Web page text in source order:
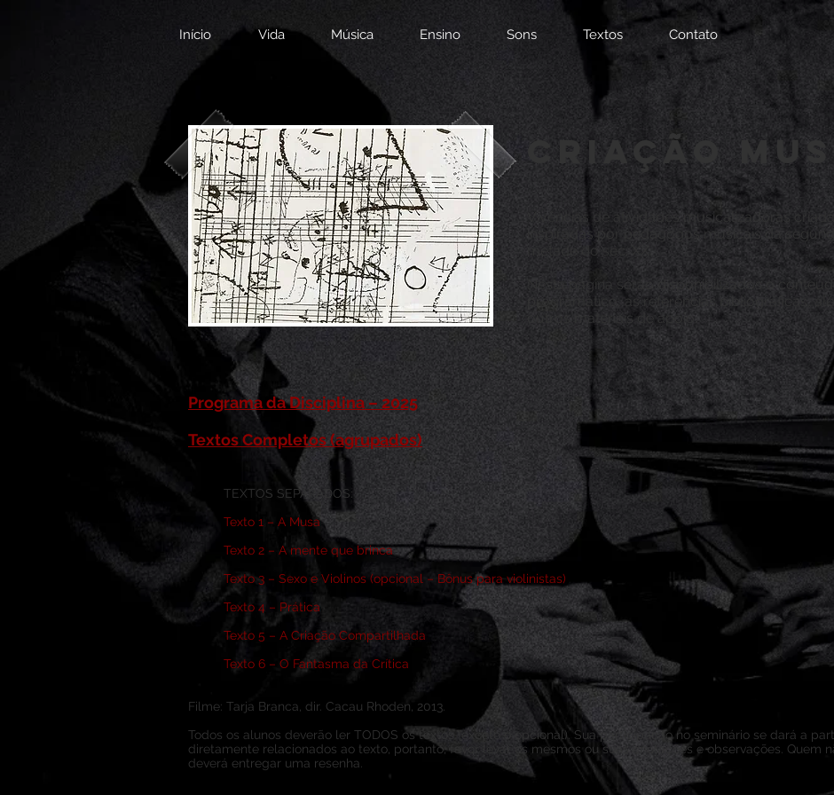
Criação
Vivências de atividades musicalizadoras
inspiradas por pedagogos musicais da
metade do séc. XX.
Nesta página serão disponibilizados o
programático, as referências bibliográficas,
outros materiais de apoio.
Programa da Disciplina – 2025
Textos Completos (agrupados)
TEXTOS SEPARADOS:
Texto 1 – A Musa
Texto 2 – A mente que brinca
Texto 3 – Sexo e Violinos (opcional – Bônus para violinistas)
Texto 4 – Prática
Texto 5 – A Criação Compartilhada
Texto 6 – O Fantasma da Crítica
Filme: Tarja Branca, dir. Cacau Rhoden, 2013.
Todos os alunos deverão ler TODOS os textos (exceto o opcional). Sua participação no seminário se dará a
diretamente relacionados ao texto, portanto, favor levar os mesmos ou suas anotações e observações. Quem
deverá entregar uma resenha.
Início Vida Música Ensino Sons Textos Contato